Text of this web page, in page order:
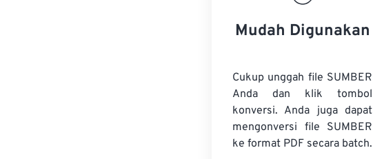
Mudah Digunakan
Cukup unggah file SUMBER
Anda dan klik tombol
konversi. Anda juga dapat
mengonversi file SUMBER
ke format PDF secara batch.